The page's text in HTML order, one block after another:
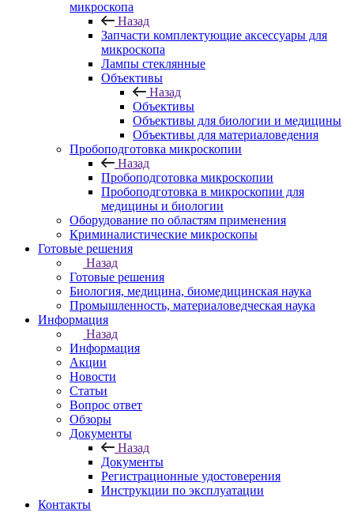
микроскопа
Назад
Запчасти комплектующие аксессуары для
микроскопа
Лампы стеклянные
Объективы
Назад
Объективы
Объективы для биологии и медицины
Объективы для материаловедения
Пробоподготовка микроскопии
Назад
Пробоподготовка микроскопии
Пробоподготовка в микроскопии для
медицины и биологии
Оборудование по областям применения
Криминалистические микроскопы
Готовые решения
Назад
Готовые решения
Биология, медицина, биомедицинская наука
Промышленность, материаловедческая наука
Информация
Назад
Информация
Акции
Новости
Статьи
Вопрос ответ
Обзоры
Документы
Назад
Документы
Регистрационные удостоверения
Инструкции по эксплуатации
Контакты